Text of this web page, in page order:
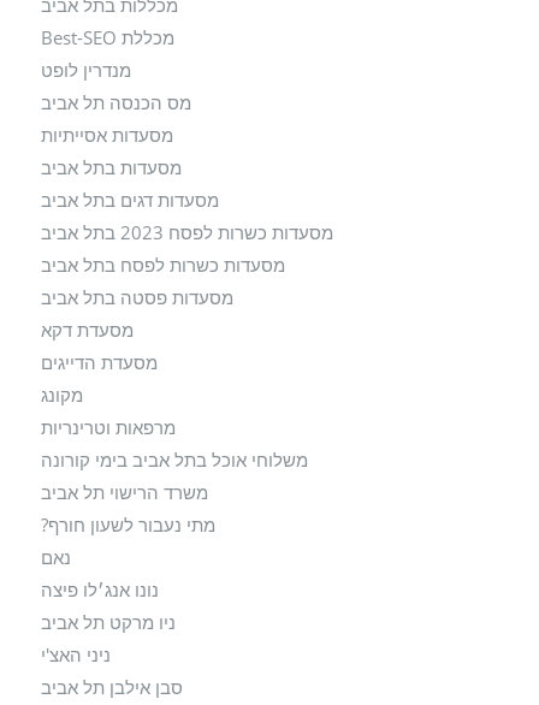
מכללת Best-SEO
מנדרין לופט
מס הכנסה תל אביב
מסעדות אסייתיות
מסעדות בתל אביב
מסעדות דגים בתל אביב
מסעדות כשרות לפסח 2023 בתל אביב
מסעדות כשרות לפסח בתל אביב
מסעדות פסטה בתל אביב
מסעדת דקא
מסעדת הדייגים
מקונג
מרפאות וטרינריות
משלוחי אוכל בתל אביב בימי קורונה
משרד הרישוי תל אביב
מתי נעבור לשעון חורף?
נאם
נונו אנג׳לו פיצה
ניו מרקט תל אביב
ניני האצ'י
סבן אילבן תל אביב